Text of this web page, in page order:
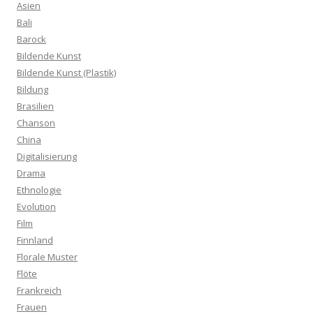
Asien
Bali
Barock
Bildende Kunst
Bildende Kunst (Plastik)
Bildung
Brasilien
Chanson
China
Digitalisierung
Drama
Ethnologie
Evolution
Film
Finnland
Florale Muster
Flöte
Frankreich
Frauen